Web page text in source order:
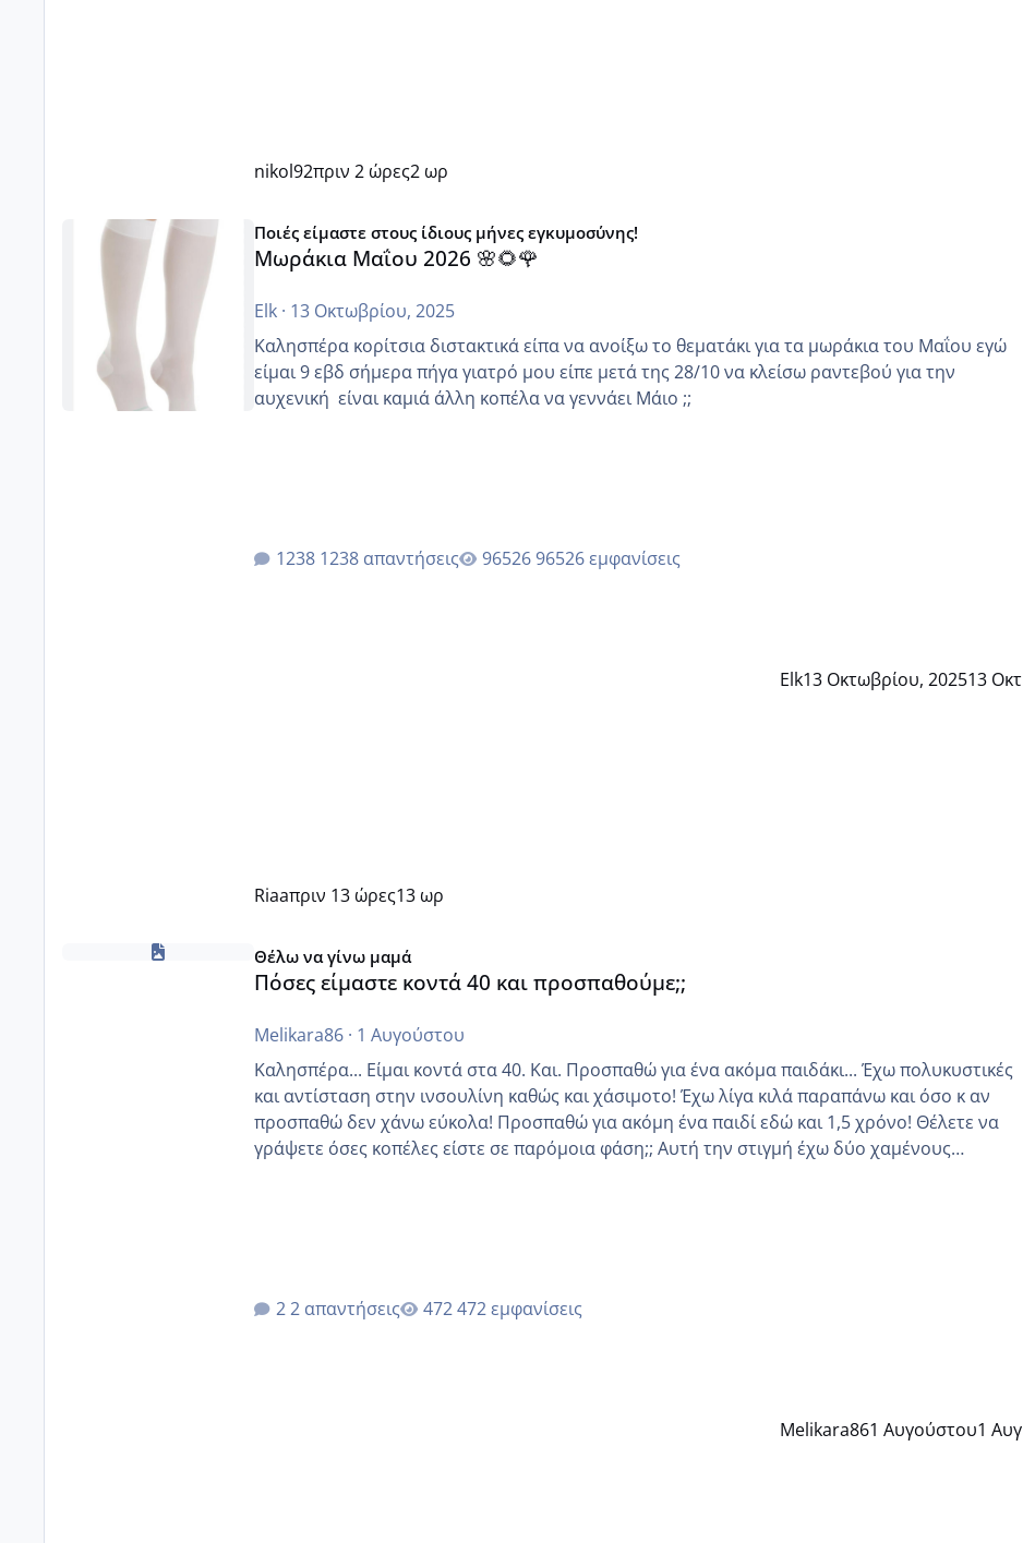
nikol92πριν 2 ώρες2 ωρ
Μωράκια Μαΐου 2026 🌸🌻🌹
Ποιές είμαστε στους ίδιους μήνες εγκυμοσύνης!
Μωράκια Μαΐου 2026 🌸🌻🌹
Elk· 13 Οκτωβρίου, 2025
Καλησπέρα κορίτσια διστακτικά είπα να ανοίξω το θεματάκι για τα μωράκια του Μαΐου εγώ
είμαι 9 εβδ σήμερα πήγα γιατρό μου είπε μετά της 28/10 να κλείσω ραντεβού για την
αυχενική είναι καμιά άλλη κοπέλα να γεννάει Μάιο ;;
1238 απαντήσεις 96526 εμφανίσεις
Elk13 Οκτωβρίου, 202513 Οκτ
Riaaπριν 13 ώρες13 ωρ
Πόσες είμαστε κοντά 40 και προσπαθούμε;;
Θέλω να γίνω μαμά
Πόσες είμαστε κοντά 40 και προσπαθούμε;;
Melikara86· 1 Αυγούστου
Καλησπέρα... Είμαι κοντά στα 40. Και. Προσπαθώ για ένα ακόμα παιδάκι... Έχω πολυκυστικές
και αντίσταση στην ινσουλίνη καθώς και χάσιμοτο! Έχω λίγα κιλά παραπάνω και όσο κ αν
προσπαθώ δεν χάνω εύκολα! Προσπαθώ για ακόμη ένα παιδί εδώ και 1,5 χρόνο! Θέλετε να
γράψετε όσες κοπέλες είστε σε παρόμοια φάση;; Αυτή την στιγμή έχω δύο χαμένους
2 απαντήσεις 472 εμφανίσεις
Melikara861 Αυγούστου1 Αυγ